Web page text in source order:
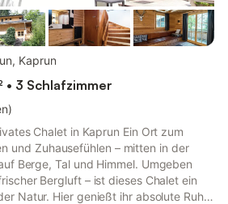
Kaprun
• 3 Schlafzimmer
)
Chalet in Kaprun Ein Ort zum
und Zuhausefühlen – mitten in der
Berge, Tal und Himmel. Umgeben
Bergluft – ist dieses Chalet ein
Natur. Hier genießt ihr absolute Ruhe,